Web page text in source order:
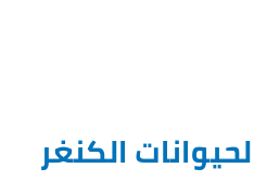
الكنغر